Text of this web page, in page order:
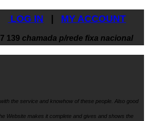
LOG IN MY ACCOUNT
139 chamada p/rede fixa nacional
the service and knowhow of these people. Also good
Website makes it complete and gives and shows the